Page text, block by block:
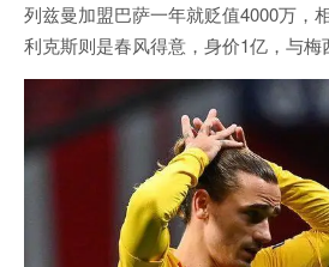
列兹曼加盟巴萨一年就贬值4000万，
利克斯则是春风得意，身价1亿，与梅